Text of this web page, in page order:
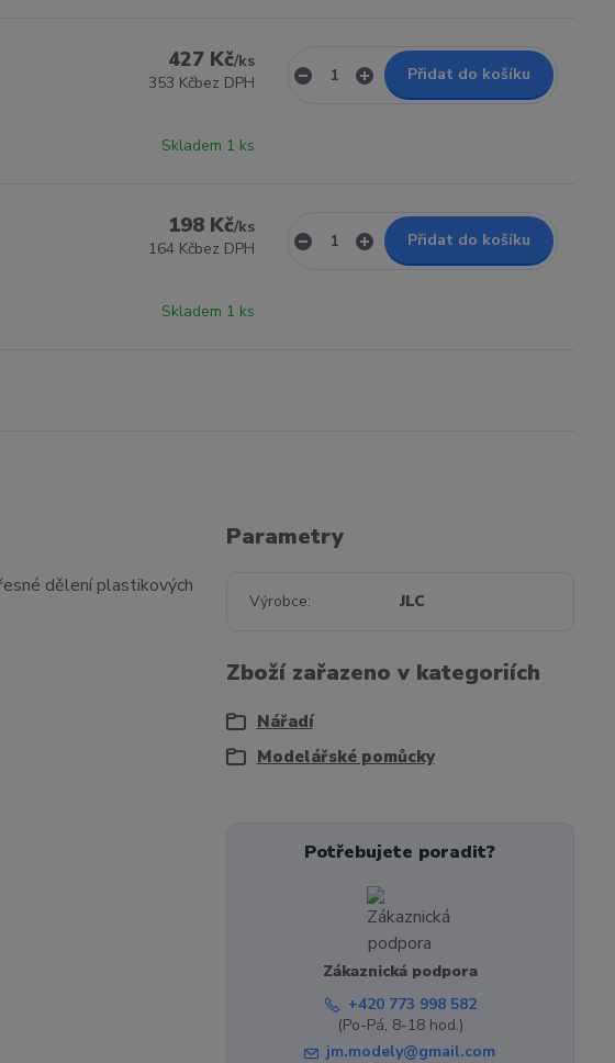
427 Kč/ks
353 Kčbez DPH
Skladem 1 ks
Přidat do košíku
198 Kč/ks
164 Kčbez DPH
Skladem 1 ks
Přidat do košíku
dělení plastikových
Parametry
Výrobce JLC
Zboží zařazeno v kategoriích
Nářadí
Modelářské pomůcky
Potřebujete poradit?
Zákaznická podpora
+420 773 998 582
(Po-Pá, 8-18 hod.)
jm.modely@gmail.com